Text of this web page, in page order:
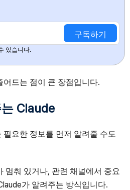
구독하기
있습니다.
어드는 점이 큰 장점입니다.
Claude
필요한 정보를 먼저 알려줄 수도
멈춰 있거나, 관련 채널에서 중요
가 알려주는 방식입니다.